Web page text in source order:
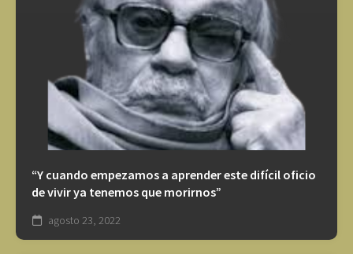
“Y cuando empezamos a aprender este difícil oficio
de vivir ya tenemos que morirnos”
agosto 23, 2022